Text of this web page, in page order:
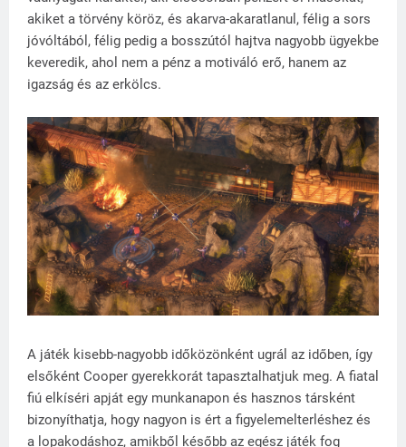
akiket a törvény köröz, és akarva-akaratlanul, félig a sors
jóvóltából, félig pedig a bosszútól hajtva nagyobb ügyekbe
keveredik, ahol nem a pénz a motiváló erő, hanem az
igazság és az erkölcs.
A játék kisebb-nagyobb időközönként ugrál az időben, így
elsőként Cooper gyerekkorát tapasztalhatjuk meg. A fiatal
fiú elkíséri apját egy munkanapon és hasznos társként
bizonyíthatja, hogy nagyon is ért a figyelemelterléshez és
a lopakodáshoz, amikből később az egész játék fog